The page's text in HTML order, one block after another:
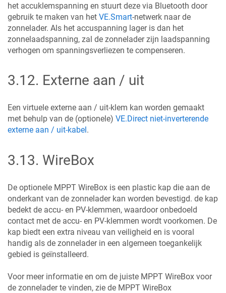
het accuklemspanning en stuurt deze via Bluetooth door
gebruik te maken van het VE.Smart-netwerk naar de
zonnelader. Als het accuspanning lager is dan het
zonnelaadspanning, zal de zonnelader zijn laadspanning
verhogen om spanningsverliezen te compenseren.
3.12. Externe aan / uit
Een virtuele externe aan / uit-klem kan worden gemaakt
met behulp van de (optionele) VE.Direct niet-inverterende
externe aan / uit-kabel .
3.13. WireBox
De optionele MPPT WireBox is een plastic kap die aan de
onderkant van de zonnelader kan worden bevestigd. de kap
bedekt de accu- en PV-klemmen, waardoor onbedoeld
contact met de accu- en PV-klemmen wordt voorkomen. De
kap biedt een extra niveau van veiligheid en is vooral
handig als de zonnelader in een algemeen toegankelijk
gebied is geïnstalleerd.
Voor meer informatie en om de juiste MPPT WireBox voor
de zonnelader te vinden, zie de MPPT WireBox